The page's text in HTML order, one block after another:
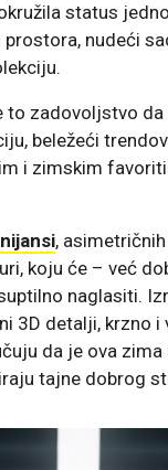
status
prostora, nudeći
to zadovoljstvo da
beležeći
i zimskim
,
koju će – već
naglasiti.
3D detalji, krzno i
da je ova zima
tajne dobrog